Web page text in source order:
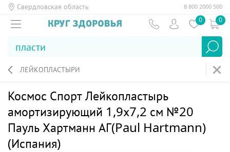
Свердловская область 8 800 2000 500
0 0
ЛЕЙКОПЛАСТЫРИ
Космос Спорт Лейкопластырь
амортизирующий 1,9х7,2 см №20
Пауль Хартманн АГ(Paul Hartmann)
(Испания)